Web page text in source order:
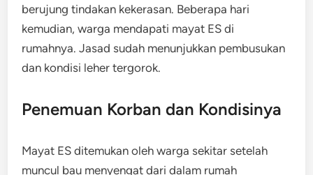
berujung tindakan kekerasan. Beberapa hari
kemudian, warga mendapati mayat ES di
rumahnya. Jasad sudah menunjukkan pembusukan
dan kondisi leher tergorok.
Penemuan Korban dan Kondisinya
Mayat ES ditemukan oleh warga sekitar setelah
muncul bau menyengat dari dalam rumah